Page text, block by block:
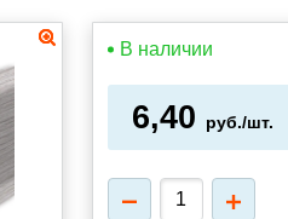
В наличии
6,40 руб./шт.